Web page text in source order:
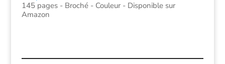
145 pages - Broché - Couleur - Disponible sur
Amazon